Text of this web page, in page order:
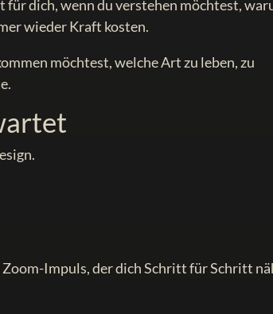
für dich, wenn du verstehen möchtest,
wieder Kraft kosten.
möchtest, welche Art zu leben, zu
Impuls, der dich Schritt für Schritt